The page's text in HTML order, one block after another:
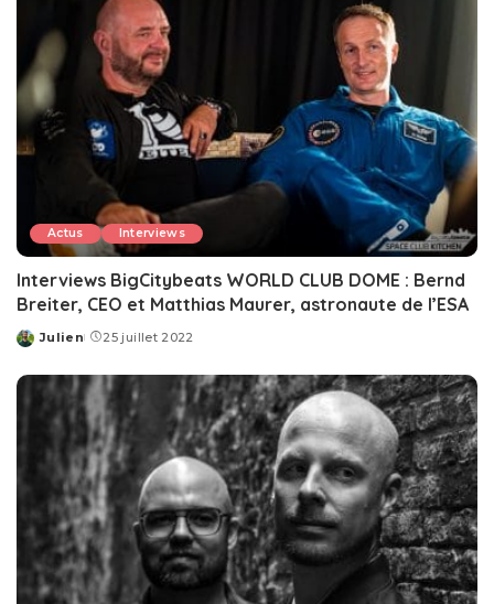
Actus Interviews
Interviews BigCitybeats WORLD CLUB DOME : Bernd
Breiter, CEO et Matthias Maurer, astronaute de l’ESA
Posted
Julien 25 juillet 2022